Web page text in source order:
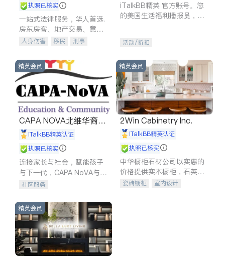
执照已核实
一站式法律服务，华人首选.
房东房客、地产交易、意外
伤害、车祸重伤、商业诉
建筑合同、刑事案件全包办
人身伤害 移民
刑事
信托/遗嘱
商业
索赔
律师-其它 保释
iTalkBB精英 官方账号。您
的美国生活福利播报员，精
专属福利。
活动/折扣
精英会员
CAPA NOVA北维华裔家
长会iTalkBB精英认证
执照已核实
连接家长与社会，赋能孩子
与下一代，CAPA NoVA与您
携手建设包容、公平、充满
社区服务
精英会员
2Win Cabinetry Inc.
iTalkBB精英认证
执照已核实
中华橱柜石材公司以实惠的
价格提供实木橱柜，石英石
台面，多种优质不锈钢水
瓷砖橱柜
室内设计
精英会员